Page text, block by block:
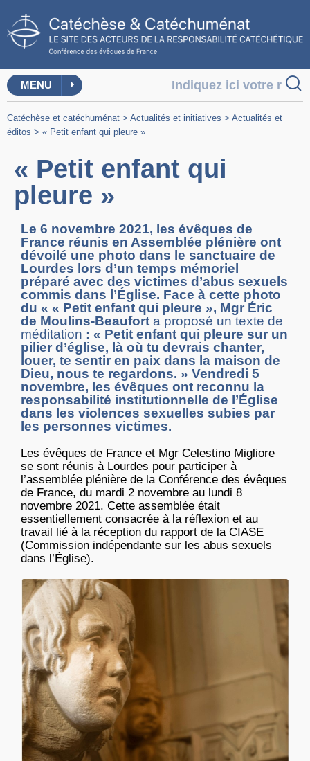
MENU
Catéchèse et catéchuménat > Actualités et initiatives > Actualités et
éditos > « Petit enfant qui pleure »
« Petit enfant qui
pleure »
Le 6 novembre 2021, les évêques de
France réunis en Assemblée plénière ont
dévoilé une photo dans le sanctuaire de
Lourdes lors d’un temps mémoriel
préparé avec des victimes d’abus sexuels
commis dans l’Église. Face à cette photo
du « « Petit enfant qui pleure », Mgr Éric
de Moulins-Beaufort a proposé un texte de
méditation : « Petit enfant qui pleure sur un
pilier d’église, là où tu devrais chanter,
louer, te sentir en paix dans la maison de
Dieu, nous te regardons. » Vendredi 5
novembre, les évêques ont reconnu la
responsabilité institutionnelle de l’Église
dans les violences sexuelles subies par
les personnes victimes.
Les évêques de France et Mgr Celestino Migliore
se sont réunis à Lourdes pour participer à
l’assemblée plénière de la Conférence des évêques
de France, du mardi 2 novembre au lundi 8
novembre 2021. Cette assemblée était
essentiellement consacrée à la réflexion et au
travail lié à la réception du rapport de la CIASE
(Commission indépendante sur les abus sexuels
dans l’Église).